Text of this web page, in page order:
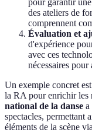
pour garantir
des ateliers de
comprennent
Évaluation et
d'expérience
avec ces
nécessaires
Un exemple concret
la RA pour enrichir les
national de la danse a
spectacles, permettant
éléments de la scène